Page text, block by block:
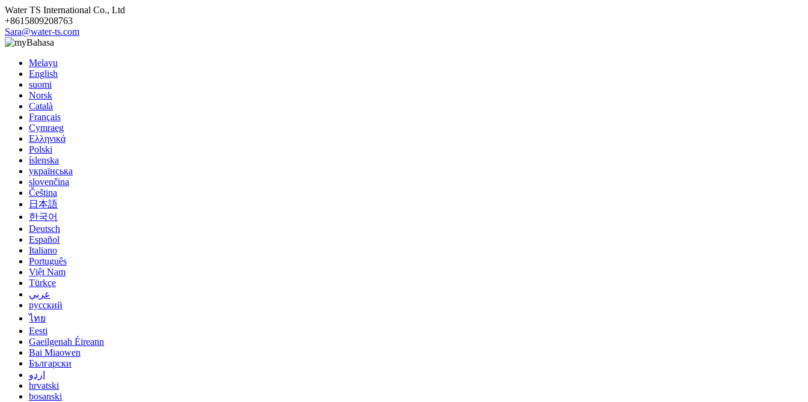
Water TS International Co., Ltd
+8615809208763
Sara@water-ts.com
Bahasa
Melayu
English
suomi
Norsk
Català
Français
Cymraeg
Ελληνικά
Polski
íslenska
українська
slovenčina
Čeština
日本語
한국어
Deutsch
Español
Italiano
Português
Việt Nam
Türkçe
عربي
русский
ไทย
Eesti
Gaeilgenah Éireann
Bai Miaowen
Български
اردو
hrvatski
bosanski